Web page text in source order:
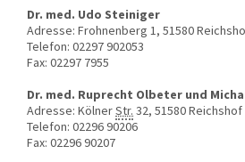
Dr. med. Udo Steiniger
Adresse: Frohnenberg 1, 51580
Telefon: 02297 902053
Fax: 02297 7955
Dr. med. Ruprecht Olbeter und
Adresse: KölnerStr. 32, 51580
Telefon: 02296 90206
Fax: 02296 90207